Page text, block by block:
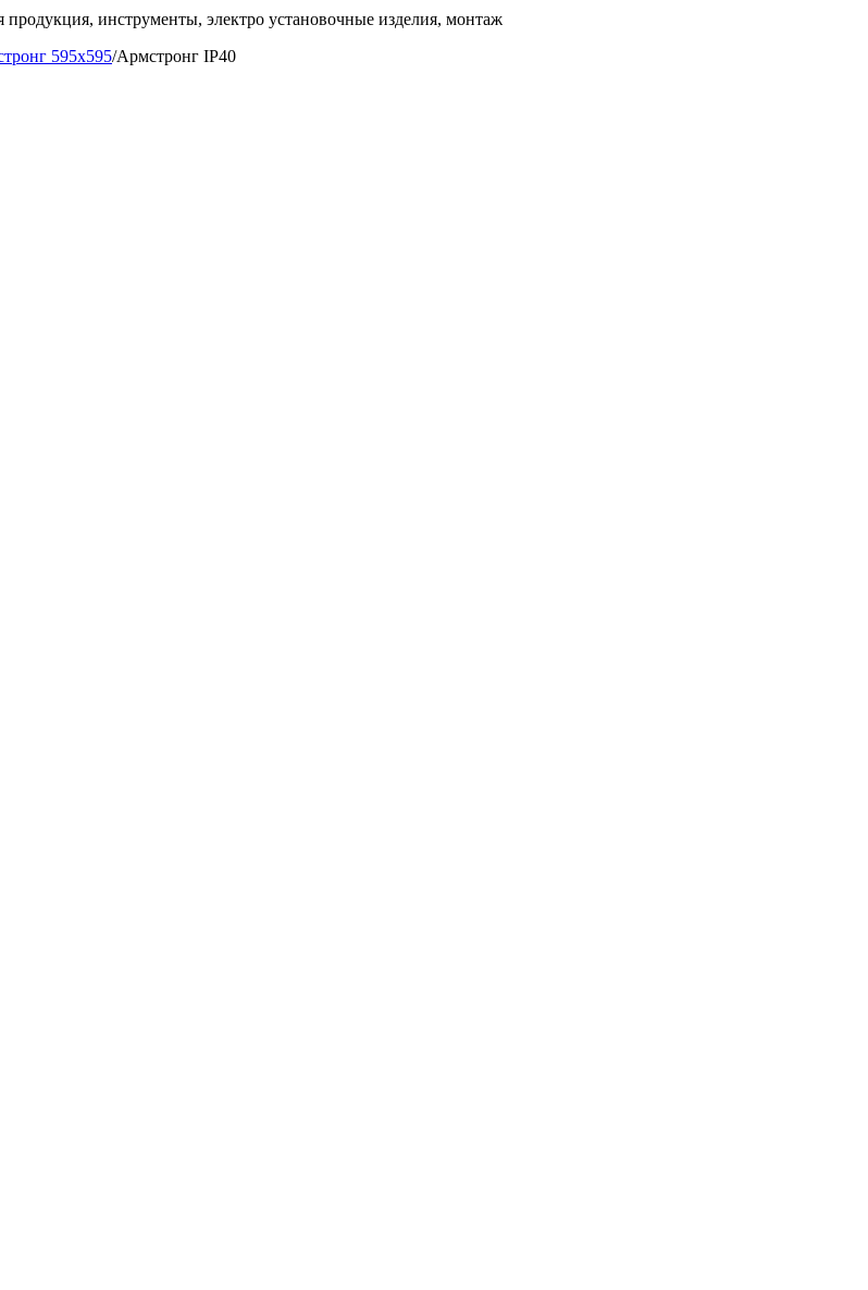
инструменты, электро установочные изделия, монтаж
595x595/Армстронг IP40